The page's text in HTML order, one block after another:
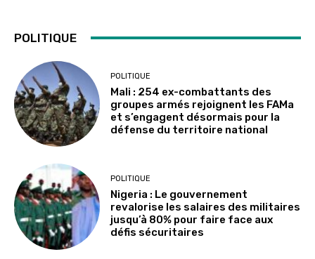
POLITIQUE
POLITIQUE
Mali : 254 ex-combattants des
groupes armés rejoignent les FAMa
et s’engagent désormais pour la
défense du territoire national
POLITIQUE
Nigeria : Le gouvernement
revalorise les salaires des militaires
jusqu’à 80% pour faire face aux
défis sécuritaires